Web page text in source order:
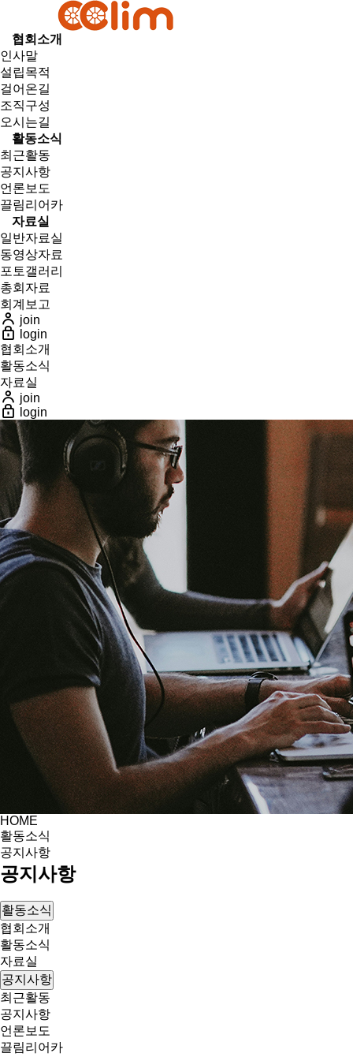
협회소개
인사말
설립목적
걸어온길
조직구성
오시는길
활동소식
최근활동
공지사항
언론보도
끌림리어카
자료실
일반자료실
동영상자료
포토갤러리
총회자료
회계보고
join
login
협회소개
활동소식
자료실
join
login
HOME
활동소식
공지사항
공지사항
활동소식
협회소개
활동소식
자료실
공지사항
최근활동
공지사항
언론보도
끌림리어카